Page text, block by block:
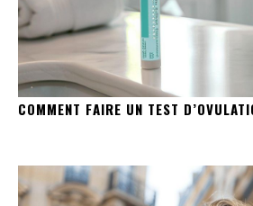
COMMENT FAIRE UN TEST